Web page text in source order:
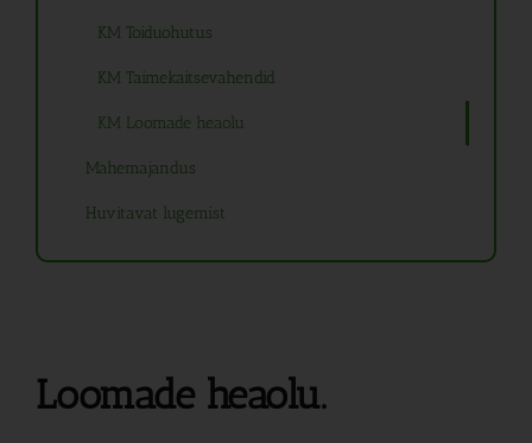
KM Toiduohutus
KM Taimekaitsevahendid
KM Loomade heaolu
Mahemajandus
Huvitavat lugemist
Loomade heaolu.